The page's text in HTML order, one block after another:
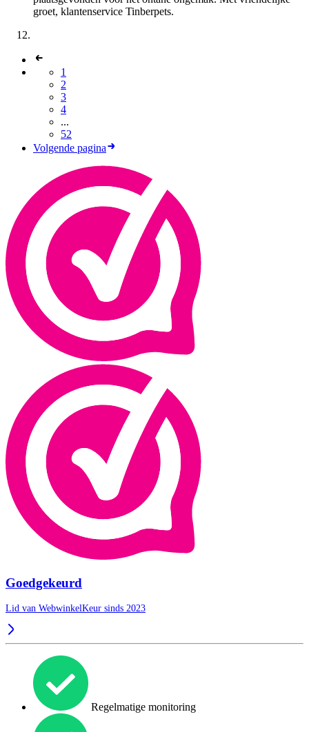
groet, klantenservice Tinberpets.
1
2
3
4
...
52
Volgende pagina
Goedgekeurd
Lid van WebwinkelKeur sinds 2023
Regelmatige monitoring